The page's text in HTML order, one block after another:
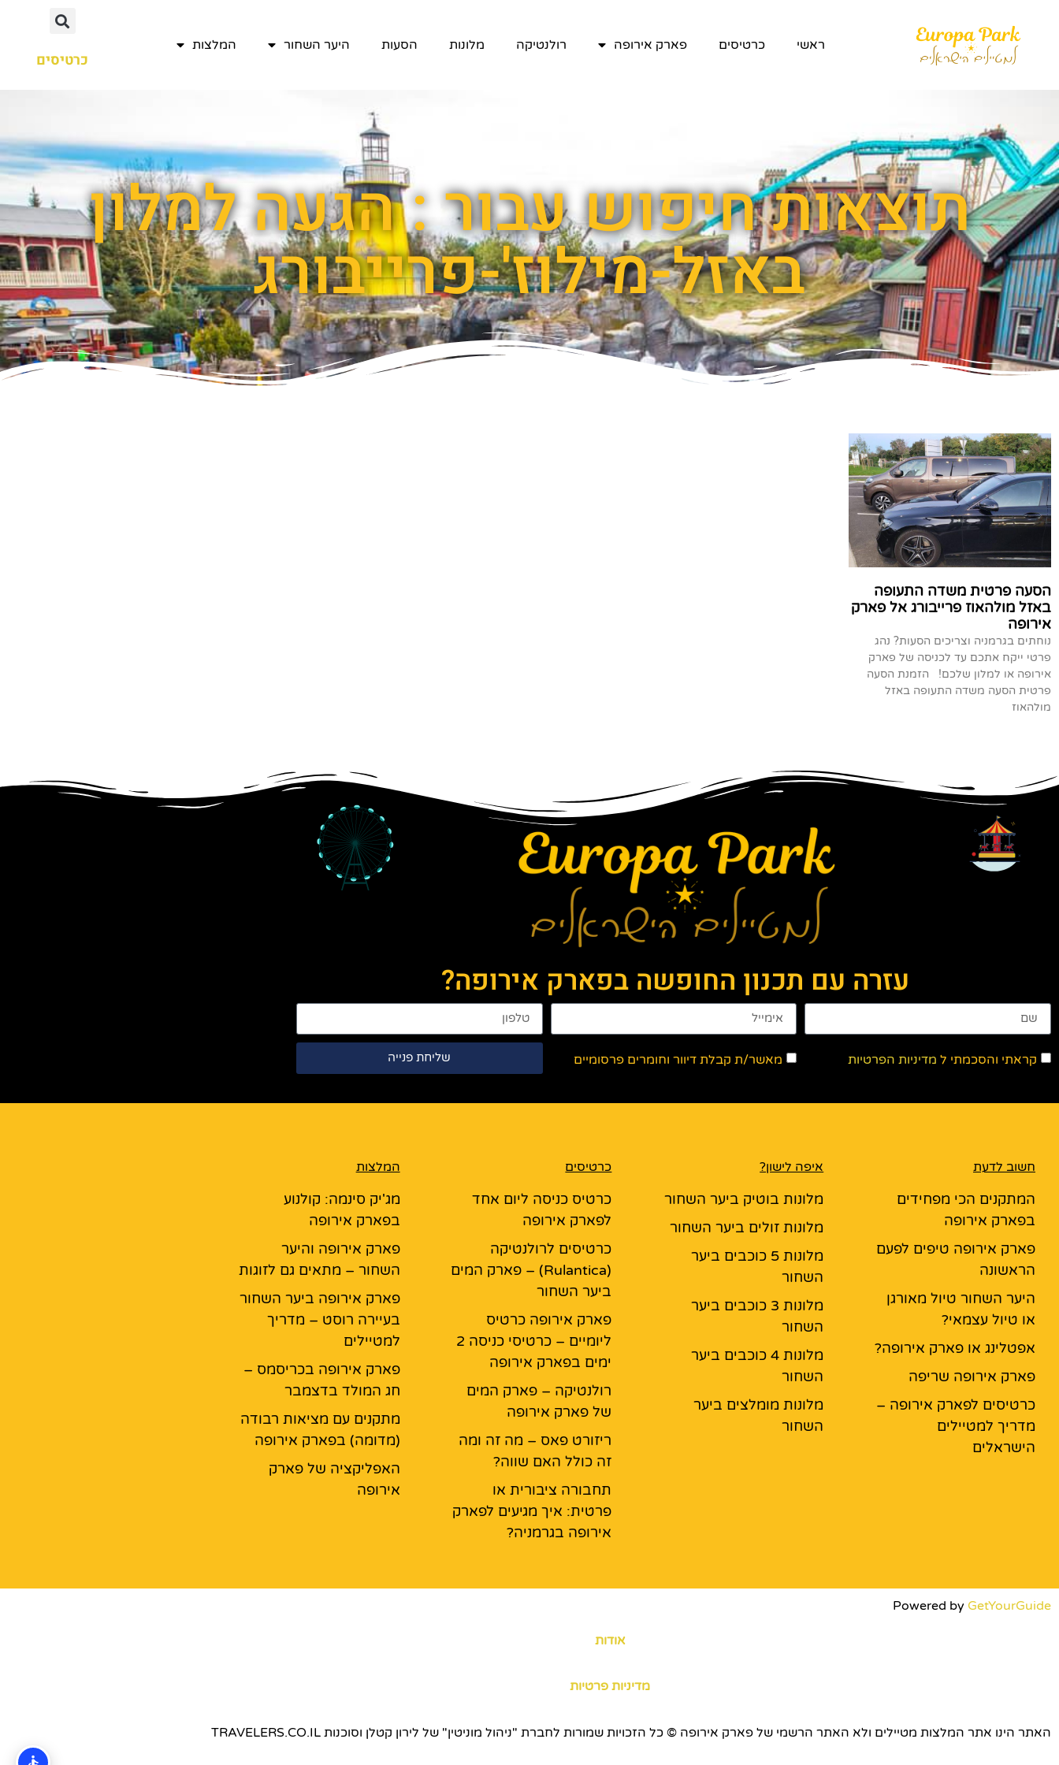
ראשי כרטיסים פארק אירופה רולנטיקה מלונות הסעות היער השחור המלצות
כרטיסים
תוצאות חיפוש עבור : הגעה למלון
באזל-מילוז'-פרייבורג
הסעה פרטית משדה התעופה
באזל מולהאוז פרייבורג אל פארק
אירופה
נוחתים בגרמניה וצריכים הסעות? נהג
פרטי ייקח אתכם עד לכניסה של פארק
אירופה או למלון שלכם! הזמנת הסעה
פרטית הסעה משדה התעופה באזל
מולהאוז
עזרה עם תכנון החופשה בפארק אירופה?
קראתי והסכמתי ל מדיניות הפרטיות מאשר/ת קבלת דיוור וחומרים פרסומיים שליחת פנייה
חשוב לדעת
המתקנים הכי מפחידים
בפארק אירופה
פארק אירופה טיפים לפעם
הראשונה
היער השחור טיול מאורגן
או טיול עצמאי?
אפטלינג או פארק אירופה?
פארק אירופה שריפה
כרטיסים לפארק אירופה –
מדריך למטיילים
הישראלים
איפה לישון?
מלונות בוטיק ביער השחור
מלונות זולים ביער השחור
מלונות 5 כוכבים ביער
השחור
מלונות 3 כוכבים ביער
השחור
מלונות 4 כוכבים ביער
השחור
מלונות מומלצים ביער
השחור
כרטיסים
כרטיס כניסה ליום אחד
לפארק אירופה
כרטיסים לרולנטיקה
(Rulantica) – פארק המים
ביער השחור
פארק אירופה כרטיס
ליומיים – כרטיסי כניסה 2
ימים בפארק אירופה
רולנטיקה – פארק המים
של פארק אירופה
ריזורט פאס – מה זה ומה
זה כולל האם שווה?
תחבורה ציבורית או
פרטית: איך מגיעים לפארק
אירופה בגרמניה?
המלצות
מג'יק סינמה: קולנוע
בפארק אירופה
פארק אירופה והיער
השחור – מתאים גם לזוגות
פארק אירופה ביער השחור
בעיירה רוסט – מדריך
למטיילים
פארק אירופה בכריסמס –
חג המולד בדצמבר
מתקנים עם מציאות רבודה
(מדומה) בפארק אירופה
האפליקציה של פארק
אירופה
Powered by GetYourGuide
אודות
מדיניות פרטיות
האתר הינו אתר המלצות מטיילים ולא האתר הרשמי של פארק אירופה © כל הזכויות שמורות לחברת "ניהול מוניטין" של לירון קטלן וסוכנות TRAVELERS.CO.IL